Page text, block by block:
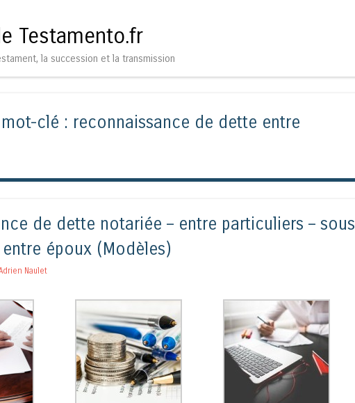
Testamento.fr
la succession et la transmission
clé : reconnaissance de dette entre
de dette notariée – entre particuliers – sous
époux (Modèles)
Naulet